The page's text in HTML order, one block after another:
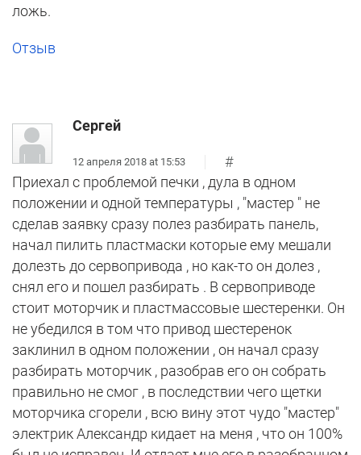
ложь.
Отзыв
Сергей
12 апреля 2018 at 15:53
#
Приехал с проблемой печки , дула в одном
положении и одной температуры , "мастер " не
сделав заявку сразу полез разбирать панель,
начал пилить пластмаски которые ему мешали
долезть до сервопривода , но как-то он долез ,
снял его и пошел разбирать . В сервоприводе
стоит моторчик и пластмассовые шестеренки. Он
не убедился в том что привод шестеренок
заклинил в одном положении , он начал сразу
разбирать моторчик , разобрав его он собрать
правильно не смог , в последствии чего щетки
моторчика сгорели , всю вину этот чудо "мастер"
электрик Александр кидает на меня , что он 100%